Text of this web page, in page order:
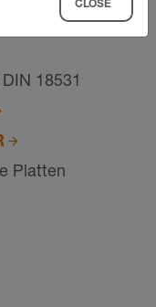
18531
Platten
CLOSE